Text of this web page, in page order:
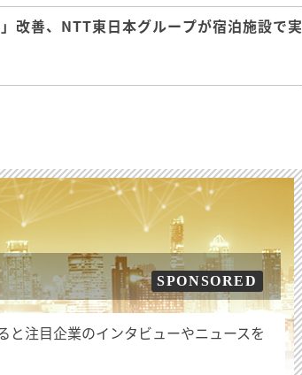
改善、NTT東日本グループが宿泊施設で実
SPONSORED
と注目企業のインタビューやニュースを